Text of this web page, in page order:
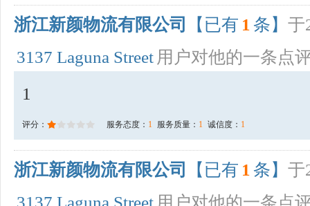
浙江新颜物流有限公司 【已有 1 条】 于
3137 Laguna Street 用户对他的一条点
1
评分： 服务态度： 1 服务质量： 1 诚信度： 1
浙江新颜物流有限公司 【已有 1 条】 于
3137 Laguna Street 用户对他的一条点